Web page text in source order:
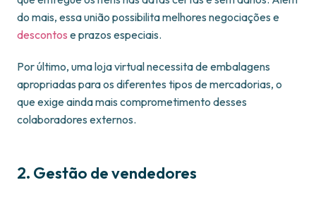
do mais, essa união possibilita melhores negociações e
descontos e prazos especiais.
Por último, uma loja virtual necessita de embalagens
apropriadas para os diferentes tipos de mercadorias, o
que exige ainda mais comprometimento desses
colaboradores externos.
2. Gestão de vendedores